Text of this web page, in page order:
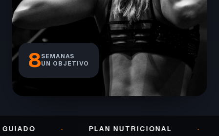
8SEMANAS
UN OBJETIVO
· PLAN NUTRICIONAL ·